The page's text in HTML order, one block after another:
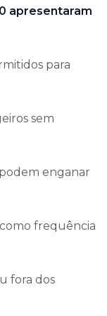
apresentaram
para
sem
enganar
frequência
fora dos